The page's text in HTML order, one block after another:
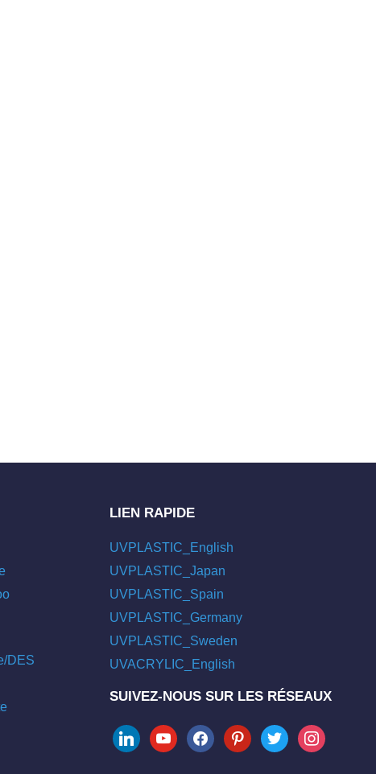
DES
LIEN RAPIDE
UVPLASTIC_English
UVPLASTIC_Japan
UVPLASTIC_Spain
UVPLASTIC_Germany
UVPLASTIC_Sweden
UVACRYLIC_English
SUIVEZ-NOUS SUR LES RÉSEAUX
linkedinyoutubefacebookpinteresttwitter instagram